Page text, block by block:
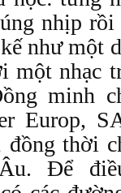
nhịp
như một
một nhạc
minh
Europ,
thời
Để